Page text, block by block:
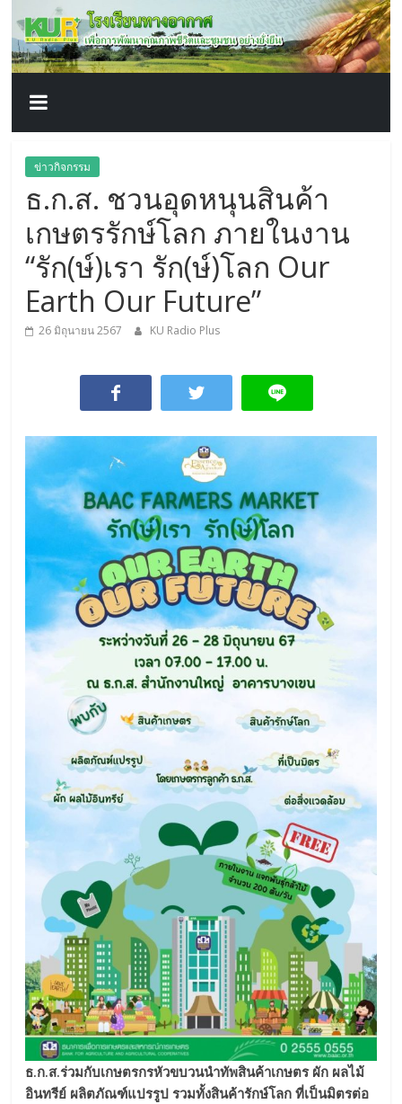
content
โรงเรียน
ทาง
อากาศ​
เพื่อ
พัฒนา
คุณภาพ
ชีวิต
ข่าวกิจกรรม
ธ.ก.ส. ชวนอุดหนุนสินค้า
เกษตรรักษ์โลก ภายในงาน
“รัก(ษ์)เรา รัก(ษ์)โลก Our
Earth Our Future”
26 มิถุนายน 2567 KU Radio Plus
ธ.ก.ส.ร่วมกับเกษตรกรหัวขบวนนำทัพสินค้าเกษตร ผัก ผลไม้
อินทรีย์ ผลิตภัณฑ์แปรรูป รวมทั้งสินค้ารักษ์โลก ที่เป็นมิตรต่อ